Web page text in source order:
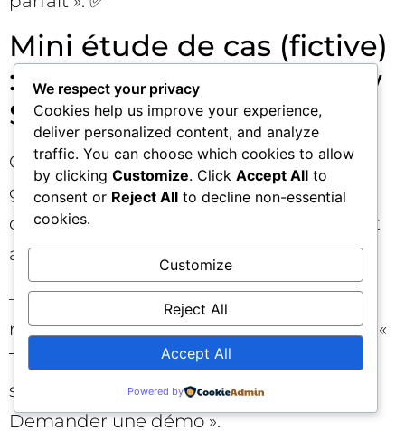
Mini étude de cas (fictive)
: 8 semaines de workflow
SEO dans une PME B2B
Contexte : éditeur SaaS avec 1 marketeur
généraliste. Objectif : augmenter les
démos issues de l’organique sans budget
additionnel.
– S1–S2 : hygiène technique (404,
redirections, sitemap), refresh de la page «
Tarifs » (clarification des plans, FAQ
schema), ajout de 10 liens internes vers «
Demander une démo ».
We respect your privacy
Cookies help us improve your experience,
deliver personalized content, and analyze
traffic. You can choose which cookies to allow
by clicking Customize. Click Accept All to
consent or Reject All to decline non-essential
cookies.
Customize
Reject All
Accept All
Powered by